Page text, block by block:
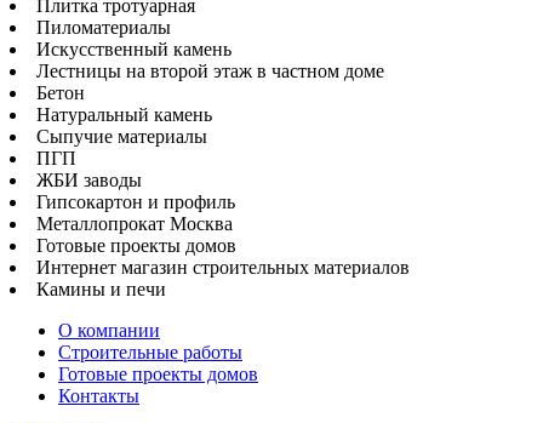
Плитка тротуарная
Пиломатериалы
Искусственный камень
Лестницы на второй этаж в частном доме
Бетон
Натуральный камень
Сыпучие материалы
ПГП
ЖБИ заводы
Гипсокартон и профиль
Металлопрокат Москва
Готовые проекты домов
Интернет магазин строительных материалов
Камины и печи
О компании
Строительные работы
Готовые проекты домов
Контакты